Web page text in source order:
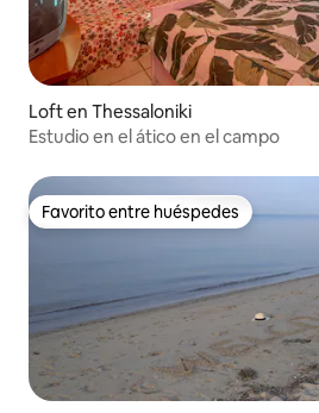
Loft en Thessaloniki
Estudio en el ático en el campo
Favorito entre huéspedes
Favorito entre huéspedes